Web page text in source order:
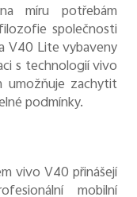
míru potřebám
společnosti
V40 Lite vybaveny
s technologií vivo
umožňuje zachytit
podmínky.
vivo V40 přinášejí
mobilní